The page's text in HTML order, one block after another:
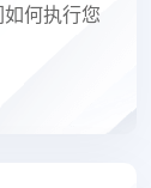
何执行您